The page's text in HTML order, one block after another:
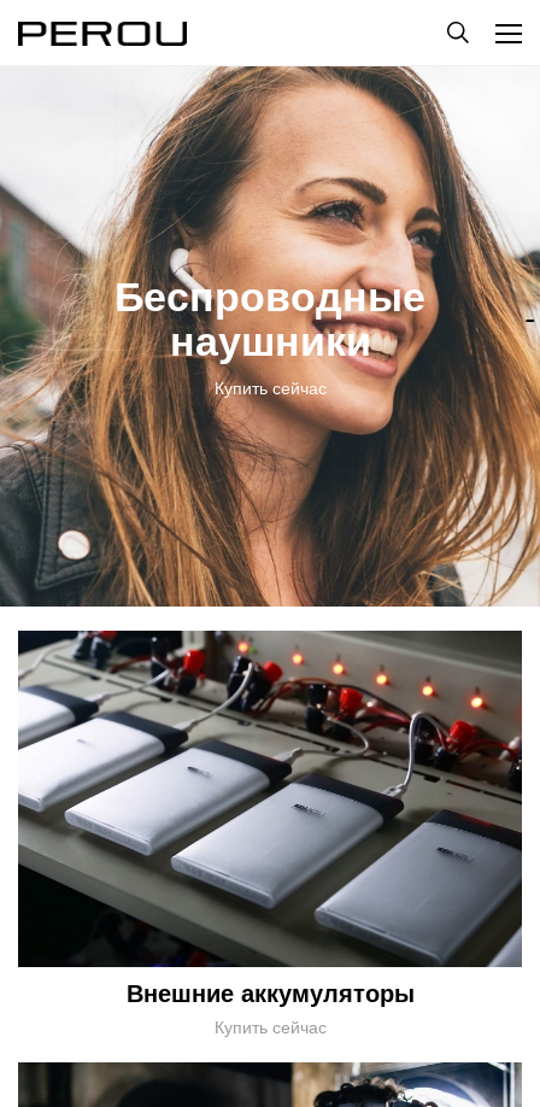
Беспроводные
наушники
Купить сейчас
Внешние аккумуляторы
Купить сейчас